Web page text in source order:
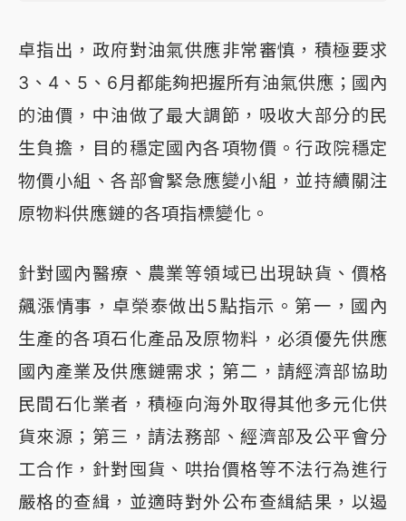
卓指出，政府對油氣供應非常審慎，積極要求
3、4、5、6月都能夠把握所有油氣供應；國內
的油價，中油做了最大調節，吸收大部分的民
生負擔，目的穩定國內各項物價。行政院穩定
物價小組、各部會緊急應變小組，並持續關注
原物料供應鏈的各項指標變化。
針對國內醫療、農業等領域已出現缺貨、價格
飆漲情事，卓榮泰做出5點指示。第一，國內
生產的各項石化產品及原物料，必須優先供應
國內產業及供應鏈需求；第二，請經濟部協助
民間石化業者，積極向海外取得其他多元化供
貨來源；第三，請法務部、經濟部及公平會分
工合作，針對囤貨、哄抬價格等不法行為進行
嚴格的查緝，並適時對外公布查緝結果，以遏